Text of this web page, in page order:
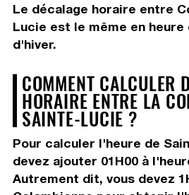
Le décalage horaire entre
Lucie est le même en
d'hiver.
COMMENT CALCULER
HORAIRE ENTRE LA
SAINTE-LUCIE ?
Pour calculer l'heure de
devez ajouter 01H00à
Autrement dit, vous devez